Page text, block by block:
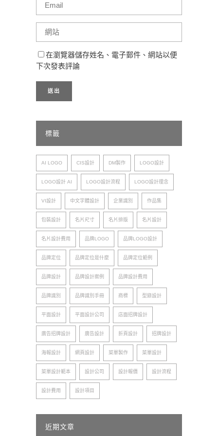
在瀏覽器儲存姓名、電子郵件、網站以便
下次發表評論
標籤
AI LOGO CIS設計 DM製作 LOGO設計
LOGO設計 AI LOGO設計流程 LOGO設計理念
VI設計 中文字體設計 企業識別 作品集
包裝設計 名片尺寸 名片排版 名片設計
名片設計費用 品牌LOGO 品牌LOGO設計
品牌定位 品牌定位是什麼 品牌定位範例
品牌設計 品牌設計案例 品牌設計費用
品牌識別 品牌識別手冊 商標 型錄設計
平面設計 平面設計公司 店面招牌設計
廣告招牌設計 廣告設計 折頁設計 招牌設計
海報設計 網頁設計 菜單製作 菜單設計
菜單設計範本 設計公司 設計報價 設計流程
設計費用 設計項目
近期文章